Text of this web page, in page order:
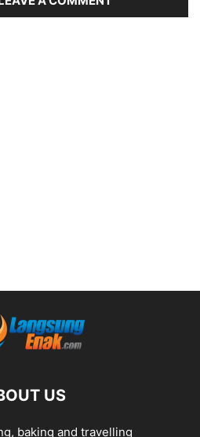
US
baking and travelling